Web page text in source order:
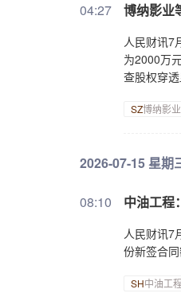
04:27 博纳影业
人民财讯7
为2000万
查股权穿
SZ博纳影业
2026-07-15 星期
08:10 中油工程
人民财讯7
份新签合
SH中油工